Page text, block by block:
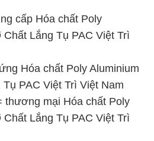
cấp Hóa chất Poly
Lắng Tụ PAC Việt Trì
Hóa chất Poly Aluminium
PAC Việt Trì Việt Nam
thương mại Hóa chất Poly
Lắng Tụ PAC Việt Trì